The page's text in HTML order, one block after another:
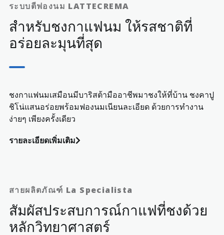
ระบบตีฟองนม LATTECREMA
สำหรับชงกาแฟนม ให้รสชาติที่
อร่อยละมุนที่สุด
ชงกาแฟนมเสมือนมีบาริสต้ามืออาชีพมาชงให้ที่บ้าน ชงคาปู
ชิโน่แสนอร่อยพร้อมฟองนมเนียนละเอียด ด้วยการทำงาน
ง่ายๆ เพียงครั้งเดียว
รายละเอียดเพิ่มเติม
สายผลิตภัณฑ์ La Specialista
สัมผัสประสบการณ์กาแฟที่ชงด้วย
หลักวิทยาศาสตร์